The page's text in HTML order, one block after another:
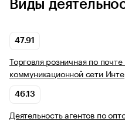
Виды
47.91
Торговля розничная по
коммуникационной сети
46.13
Деятельность агентов по